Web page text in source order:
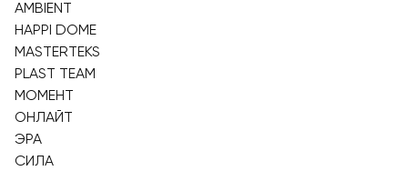
AMBIENT
HAPPI DOME
MASTERTEKS
PLAST TEAM
МОМЕНТ
ОНЛАЙТ
ЭРА
СИЛА